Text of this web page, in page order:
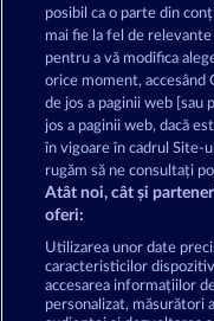
Trimite
posibil ca o parte din
mai fie la fel de
pentru a vă modifica
orice moment,
de jos a paginii web [sau
jos a paginii web, dacă
în vigoare în cadrul Site-
rugăm să ne consultați
Atât noi, cât și
oferi:
Utilizarea unor date
caracteristicilor
accesarea informațiilor
personalizat, măsurători